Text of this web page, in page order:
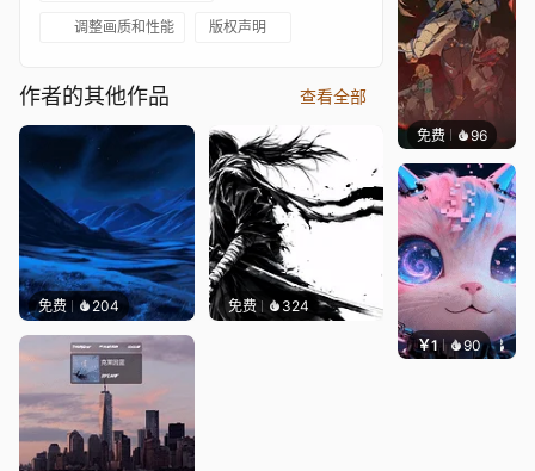
调整画质和性能 版权声明
作者的其他作品 查看全部
免费 204 免费 324
免费 96 Nesu
￥1 90 叮叮